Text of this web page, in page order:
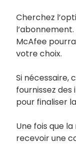
Cherchez
McAfee
votre choix.
Si nécessaire,
fournissez
pour finaliser
Une fois que
recevoir une